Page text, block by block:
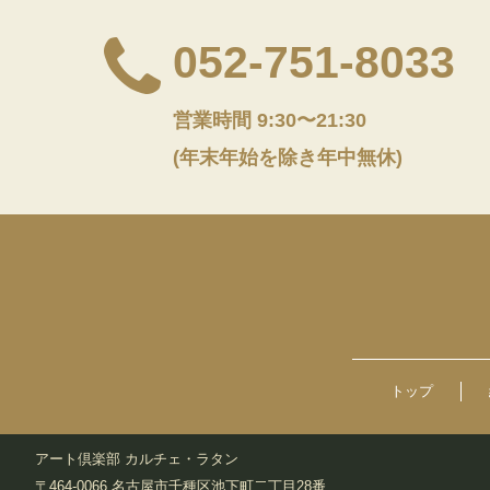
052-751-8033
営業時間 9:30〜21:30
(年末年始を除き年中無休)
トップ
アート倶楽部 カルチェ・ラタン
〒464-0066 名古屋市千種区池下町二丁目28番